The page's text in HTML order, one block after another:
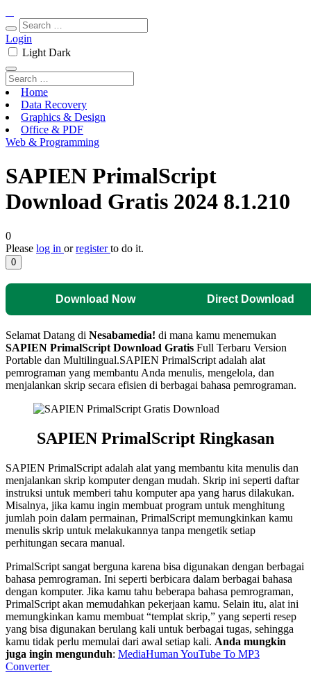
Login
Light Dark
Home
Data Recovery
Graphics & Design
Office & PDF
Web & Programming
SAPIEN PrimalScript
Download Gratis 2024 8.1.210
0
Please log in orregisterto do it.
0
Download Now Direct Download
Selamat Datang di Nesabamedia! di mana kamu menemukan
SAPIEN PrimalScript Download Gratis Full Terbaru Version
Portable dan Multilingual.SAPIEN PrimalScript adalah alat
pemrograman yang membantu Anda menulis, mengelola, dan
menjalankan skrip secara efisien di berbagai bahasa pemrograman.
SAPIEN PrimalScript Ringkasan
SAPIEN PrimalScript adalah alat yang membantu kita menulis dan
menjalankan skrip komputer dengan mudah. Skrip ini seperti daftar
instruksi untuk memberi tahu komputer apa yang harus dilakukan.
Misalnya, jika kamu ingin membuat program untuk menghitung
jumlah poin dalam permainan, PrimalScript memungkinkan kamu
menulis skrip untuk melakukannya tanpa mengetik setiap
perhitungan secara manual.
PrimalScript sangat berguna karena bisa digunakan dengan berbagai
bahasa pemrograman. Ini seperti berbicara dalam berbagai bahasa
dengan komputer. Jika kamu tahu beberapa bahasa pemrograman,
PrimalScript akan memudahkan pekerjaan kamu. Selain itu, alat ini
memungkinkan kamu membuat “templat skrip,” yang seperti resep
yang bisa digunakan berulang kali untuk berbagai tugas, sehingga
kamu tidak perlu memulai dari awal setiap kali. Anda mungkin
juga ingin mengunduh: MediaHuman YouTube To MP3
Converter